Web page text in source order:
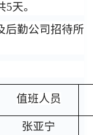
天。
后勤公司招待所
值班人员
张亚宁